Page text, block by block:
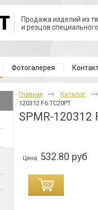
Продажа изделий из
и резцов
Фотогалерея
Главная
Каталог
120312 F6 TC20PT
SPMR-120312
Цена: 532.80 руб